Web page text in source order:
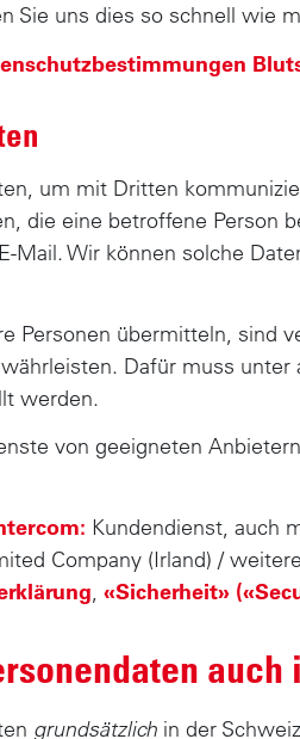
Sie uns dies so schnell wie
um mit Dritten
die eine betroffene Person
Mail. Wir können solche
Personen übermitteln, sind
Dafür muss
werden.
von geeigneten
Kundendienst, auch
Company (Irland) /
, «Sicherheit»
auch
grundsätzlich in der